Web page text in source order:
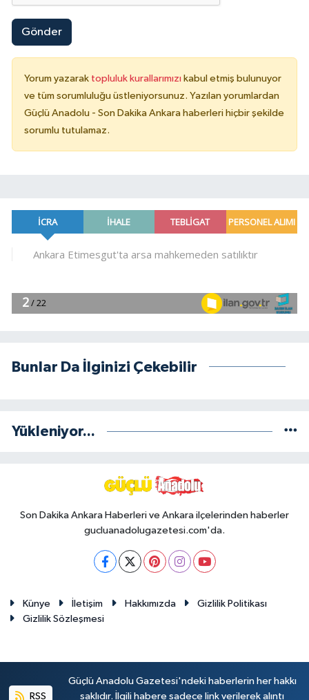
Gönder
Yorum yazarak topluluk kurallarımızı kabul etmiş bulunuyor
ve tüm sorumluluğu üstleniyorsunuz. Yazılan yorumlardan
Güçlü Anadolu - Son Dakika Ankara haberleri hiçbir şekilde
sorumlu tutulamaz.
Bunlar Da İlginizi Çekebilir
Yükleniyor...
Son Dakika Ankara Haberleri ve Ankara ilçelerinden haberler
gucluanadolugazetesi.com'da.
Künye İletişim Hakkımızda
Gizlilik Politikası
Gizlilik Sözleşmesi
RSS
Güçlü Anadolu Gazetesi'ndeki haberlerin her hakkı
saklıdır. İlgili habere sadece link verilerek alıntı